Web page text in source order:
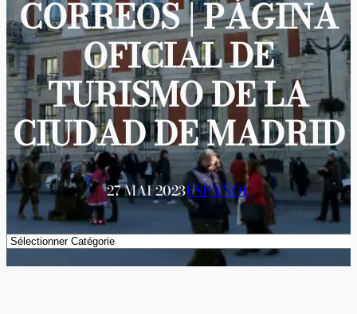
CORREOS | PÁGINA
OFICIAL DE
TURISMO DE LA
CIUDAD DE MADRID
27 MAI 2023ESPAÑOL
Catégories